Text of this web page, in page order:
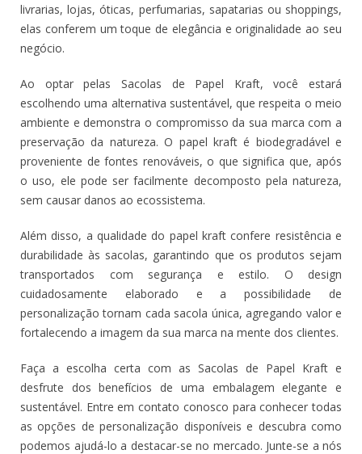
livrarias, lojas, óticas, perfumarias, sapatarias ou shoppings,
elas conferem um toque de elegância e originalidade ao seu
negócio.
Ao optar pelas Sacolas de Papel Kraft, você estará
escolhendo uma alternativa sustentável, que respeita o meio
ambiente e demonstra o compromisso da sua marca com a
preservação da natureza. O papel kraft é biodegradável e
proveniente de fontes renováveis, o que significa que, após
o uso, ele pode ser facilmente decomposto pela natureza,
sem causar danos ao ecossistema.
Além disso, a qualidade do papel kraft confere resistência e
durabilidade às sacolas, garantindo que os produtos sejam
transportados com segurança e estilo. O design
cuidadosamente elaborado e a possibilidade de
personalização tornam cada sacola única, agregando valor e
fortalecendo a imagem da sua marca na mente dos clientes.
Faça a escolha certa com as Sacolas de Papel Kraft e
desfrute dos benefícios de uma embalagem elegante e
sustentável. Entre em contato conosco para conhecer todas
as opções de personalização disponíveis e descubra como
podemos ajudá-lo a destacar-se no mercado. Junte-se a nós